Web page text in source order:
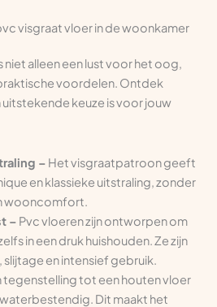
visgraat vloer in de woonkamer
niet alleen een lust voor het oog,
voordelen. Ontdek
keuze is voor jouw
– Het visgraatpatroon geeft
en klassieke uitstraling, zonder
wooncomfort.
– Pvc vloeren zijn ontworpen om
in een druk huishouden. Ze zijn
en intensief gebruik.
tegenstelling tot een houten vloer
Dit maakt het